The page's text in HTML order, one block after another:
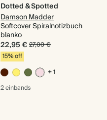
Dotted & Spotted
Damson Madder
Softcover Spiralnotizbuch
blanko
22,95 €27,00 €
15% off
+ 1
2 einbands